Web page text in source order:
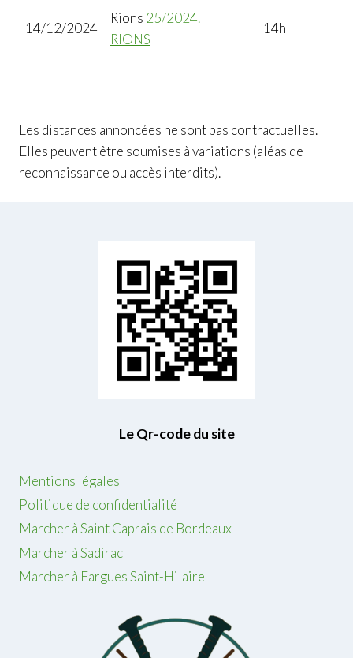
14/12/2024
Rions 25/2024.
RIONS
14h
Les distances annoncées ne sont pas contractuelles.
Elles peuvent être soumises à variations (aléas de
reconnaissance ou accès interdits).
Le Qr-code du site
Mentions légales
Politique de confidentialité
Marcher à Saint Caprais de Bordeaux
Marcher à Sadirac
Marcher à Fargues Saint-Hilaire